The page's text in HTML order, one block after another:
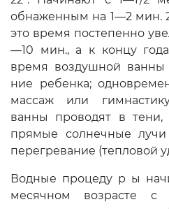
обнаженным на 1—2 мин.
это время постепенно
—10 мин., а к концу
время воздушной
ние ребенка;
массаж или
ванны проводят в
прямые солнечные лучи
перегревание (тепловой
Водные процеду р ы
месячном возрасте с